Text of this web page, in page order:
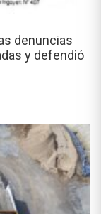
denuncias
y defendió